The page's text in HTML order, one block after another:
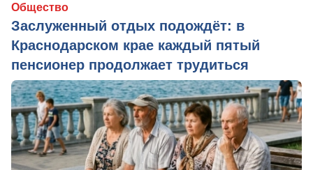
Общество
Заслуженный отдых подождёт: в
Краснодарском крае каждый пятый
пенсионер продолжает трудиться